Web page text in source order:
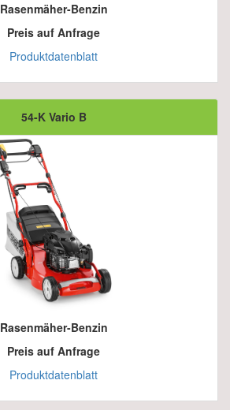
Rasenmäher-Benzin
Preis auf Anfrage
Produktdatenblatt
54-K Vario B
Rasenmäher-Benzin
Preis auf Anfrage
Produktdatenblatt